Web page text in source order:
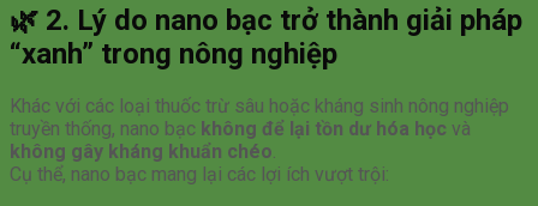
🌿 2. Lý do nano bạc trở thành giải pháp
“xanh” trong nông nghiệp
Khác với các loại thuốc trừ sâu hoặc kháng sinh nông nghiệp
truyền thống, nano bạc không để lại tồn dư hóa học và
không gây kháng khuẩn chéo.
Cụ thể, nano bạc mang lại các lợi ích vượt trội: